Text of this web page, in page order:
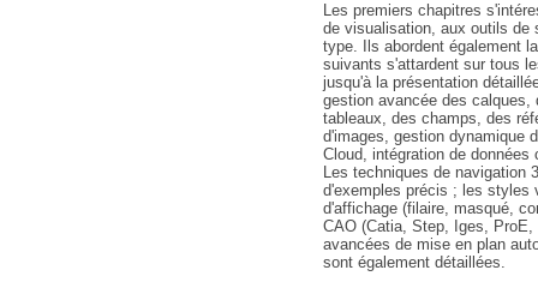
Les premiers chapitres
de visualisation, aux outils de
type. Ils abordent également
suivants s'attardent sur tous
jusqu'à la présentation
gestion avancée des
tableaux, des champs, des
d'images, gestion dynamique
Cloud, intégration de données
Les techniques de navigation
d'exemples précis ; les styles
d'affichage (filaire, masqué,
CAO (Catia, Step, Iges,
avancées de mise en plan
sont également détaillées.